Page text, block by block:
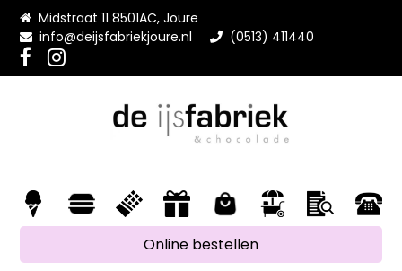
Midstraat 11 8501AC, Joure
info@deijsfabriekjoure.nl
(0513) 411440
Online bestellen